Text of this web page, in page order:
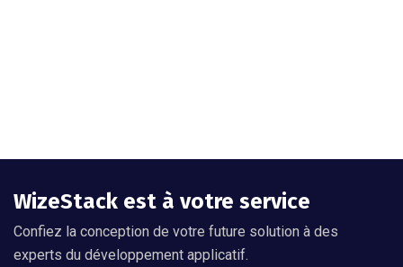
WizeStack est à votre service
Confiez la conception de votre future solution à des
experts du développement applicatif.